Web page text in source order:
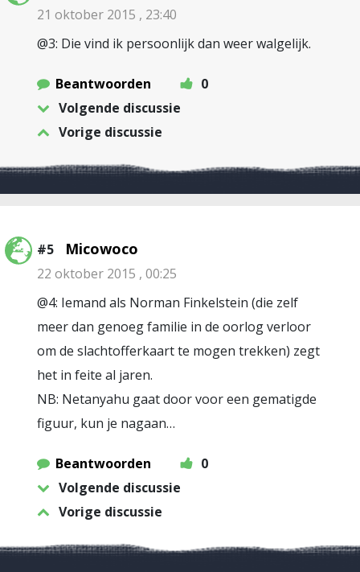
21 oktober 2015 , 23:40
@3: Die vind ik persoonlijk dan weer walgelijk.
Beantwoorden
0
Volgende discussie
Vorige discussie
#5 Micowoco
22 oktober 2015 , 00:25
@4: Iemand als Norman Finkelstein (die zelf
meer dan genoeg familie in de oorlog verloor
om de slachtofferkaart te mogen trekken) zegt
het in feite al jaren.
NB: Netanyahu gaat door voor een gematigde
figuur, kun je nagaan…
Beantwoorden
0
Volgende discussie
Vorige discussie